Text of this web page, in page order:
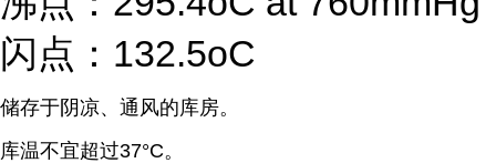
闪点：132.5oC
储存于阴凉、通风的库房。
库温不宜超过37°C。